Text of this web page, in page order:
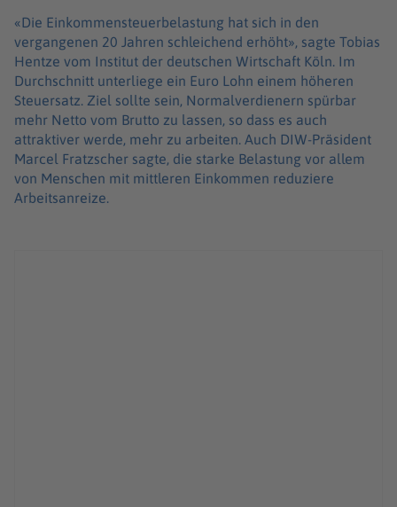
«Die Einkommensteuerbelastung hat sich in den
vergangenen 20 Jahren schleichend erhöht», sagte Tobias
Hentze vom Institut der deutschen Wirtschaft Köln. Im
Durchschnitt unterliege ein Euro Lohn einem höheren
Steuersatz. Ziel sollte sein, Normalverdienern spürbar
mehr Netto vom Brutto zu lassen, so dass es auch
attraktiver werde, mehr zu arbeiten. Auch DIW-Präsident
Marcel Fratzscher sagte, die starke Belastung vor allem
von Menschen mit mittleren Einkommen reduziere
Arbeitsanreize.